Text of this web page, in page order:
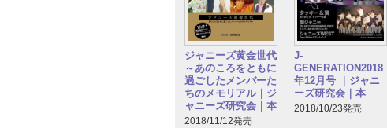
ジャニーズ黄金世代
～あのころをともに
過ごしたメンバーた
ちのメモリアル｜ジ
ャニーズ研究会｜本
2018/11/12発売
J-
GENERATION2018
年12月号 ｜ジャニ
ーズ研究会｜本
2018/10/23発売